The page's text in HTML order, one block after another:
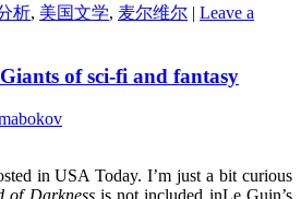
析, 美国文学, 麦尔维尔 | Leave a
of sci-fi and fantasy
in USA Today. I’m just a bit curious
of Darknessis not included inLe Guin’s